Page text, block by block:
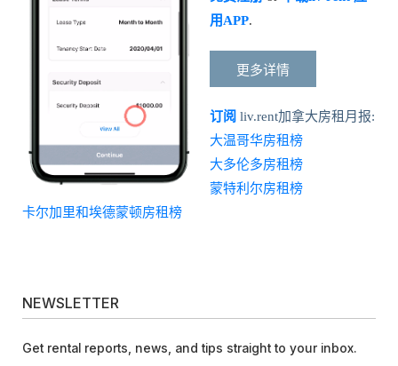
用APP.
更多详情
订阅 liv.rent加拿大房租月报:
大温哥华房租榜
大多伦多房租榜
蒙特利尔房租榜
卡尔加里和埃德蒙顿房租榜
NEWSLETTER
Get rental reports, news, and tips straight to your inbox.